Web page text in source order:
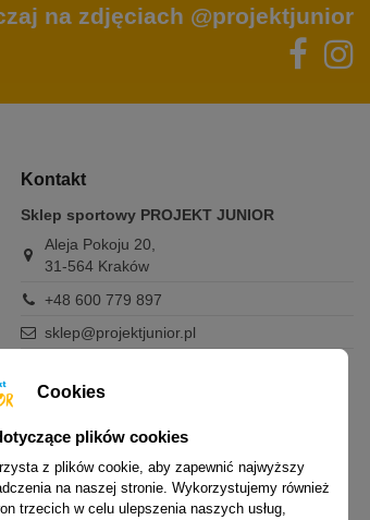
na zdjęciach @projektjunior
Kontakt
Sklep sportowy PROJEKT JUNIOR
Aleja Pokoju 20,
31-564 Kraków
+48 600 779 897
sklep@projektjunior.pl
poniedziałek - piątek: 11.00-19.00
niedziela (każda): nieczynne
Nie odpowiadamy na wiadomości SMS. W
sprawach dotyczących zamówień i oferty
Cookies
plików cookies
z plików cookie, aby zapewnić najwyższy
na naszej stronie. Wykorzystujemy również
trzecich w celu ulepszenia naszych usług,